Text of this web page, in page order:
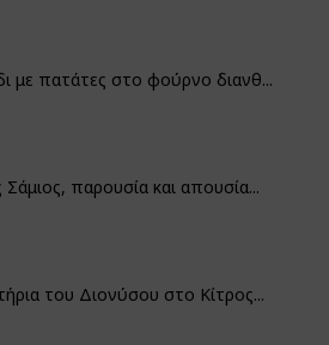
με πατάτες στο φούρνο διανθ...
Σάμιος, παρουσία και απουσία...
του Διονύσου στο Κίτρος...